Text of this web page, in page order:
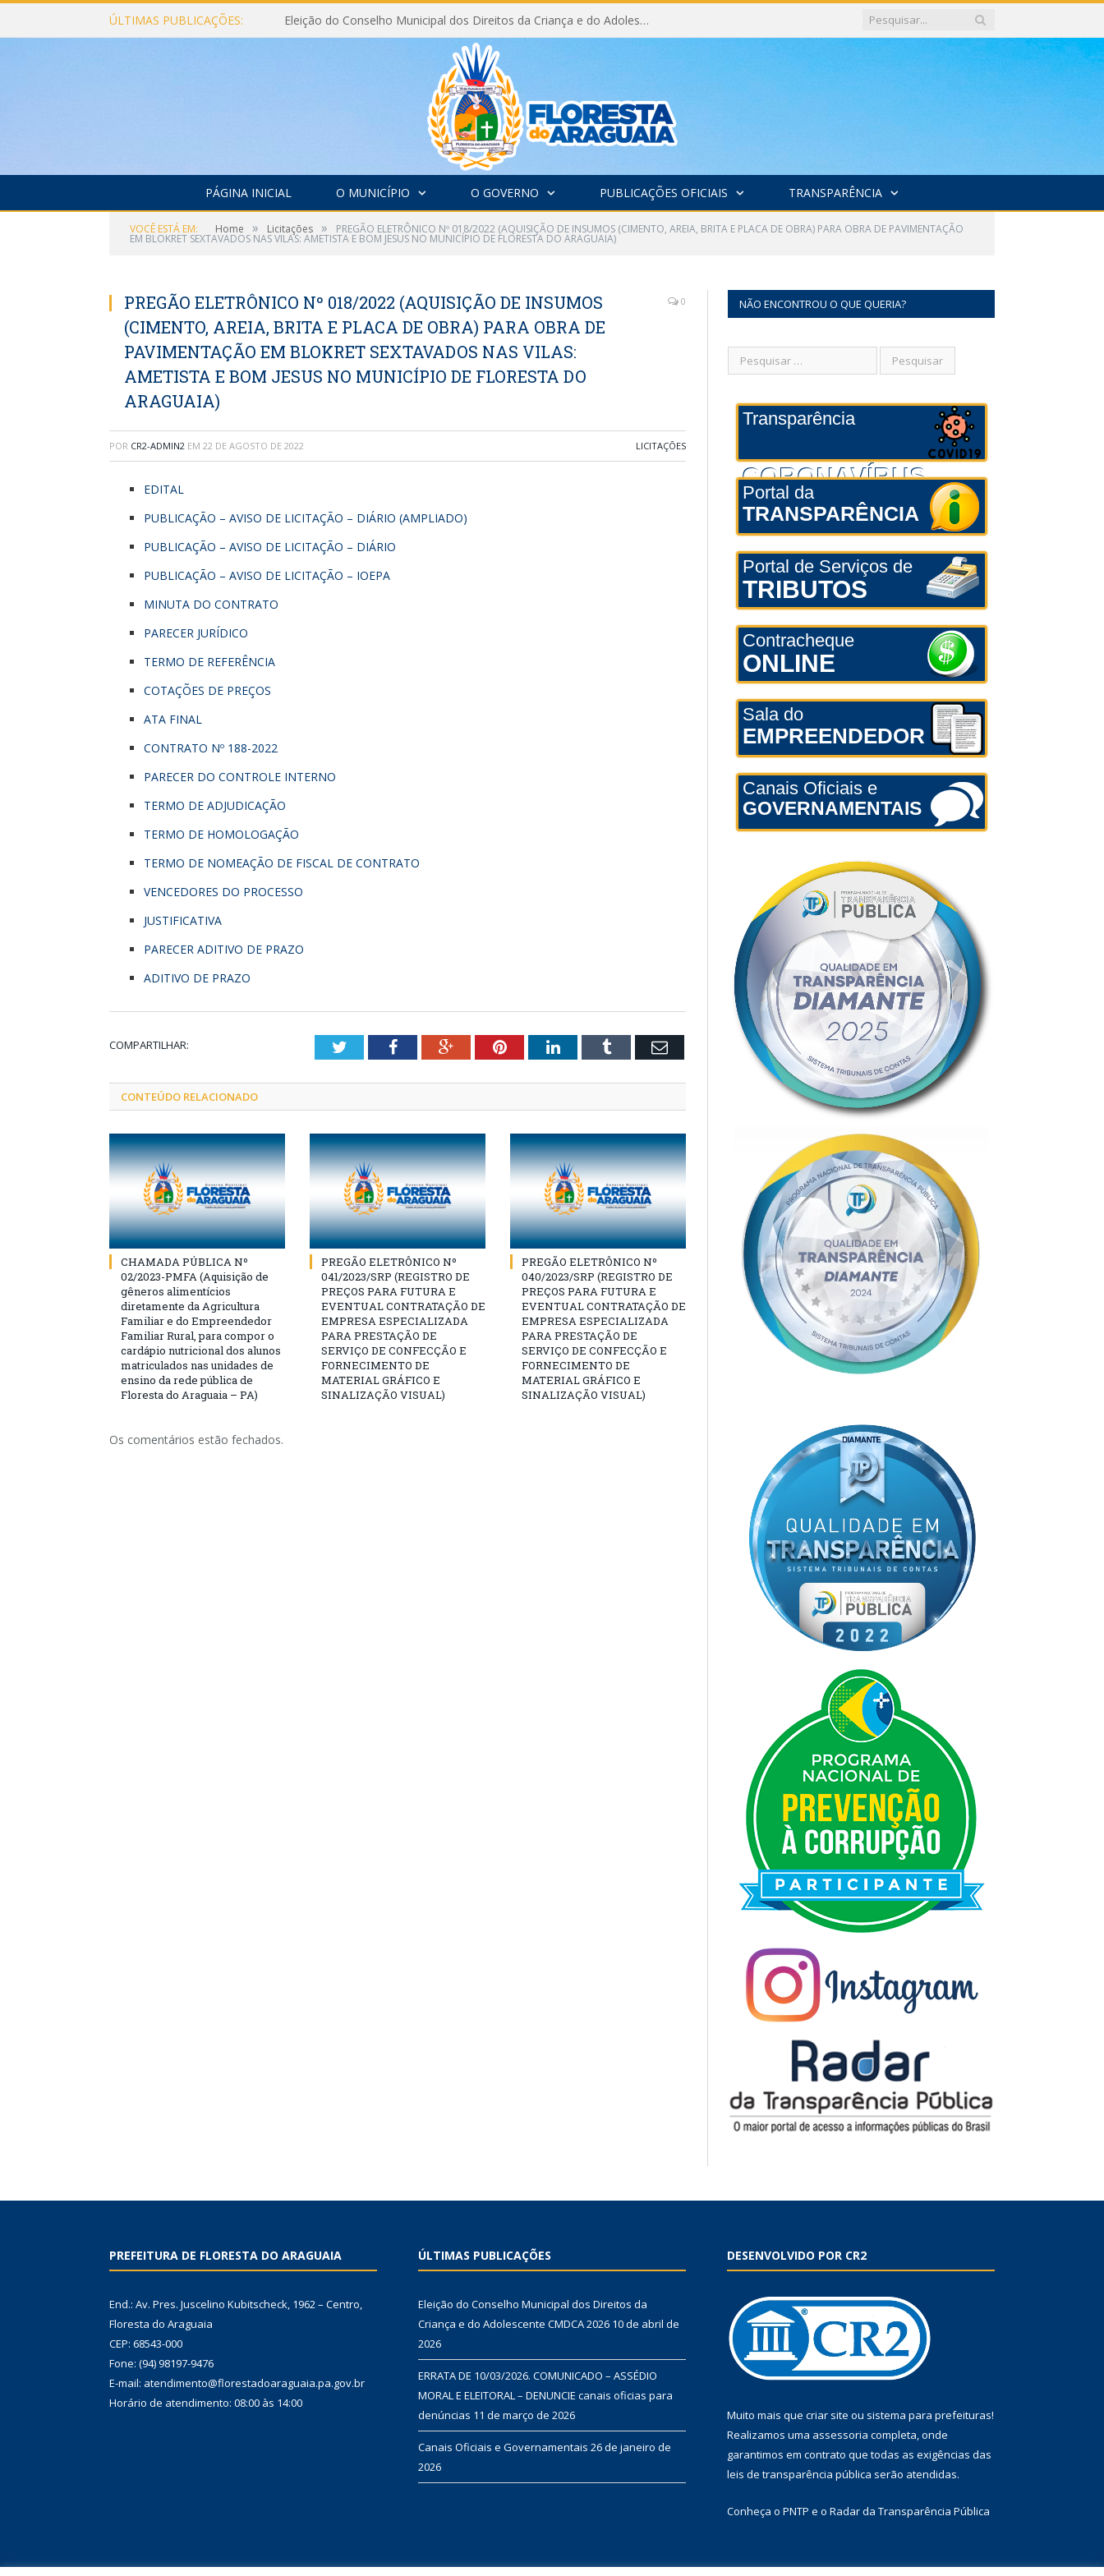
ÚLTIMAS PUBLICAÇÕES: Eleição do Conselho Municipal dos Direitos da Criança e do Adolescente CMDCA 2026
PÁGINA INICIAL O MUNICÍPIO O GOVERNO PUBLICAÇÕES OFICIAIS TRANSPARÊNCIA
VOCÊ ESTÁ EM: Home » Licitações » PREGÃO ELETRÔNICO Nº 018/2022 (AQUISIÇÃO DE INSUMOS (CIMENTO, AREIA, BRITA E PLACA DE OBRA) PARA OBRA DE PAVIMENTAÇÃO
EM BLOKRET SEXTAVADOS NAS VILAS: AMETISTA E BOM JESUS NO MUNICÍPIO DE FLORESTA DO ARAGUAIA)
PREGÃO ELETRÔNICO Nº 018/2022 (AQUISIÇÃO DE INSUMOS
(CIMENTO, AREIA, BRITA E PLACA DE OBRA) PARA OBRA DE
PAVIMENTAÇÃO EM BLOKRET SEXTAVADOS NAS VILAS:
AMETISTA E BOM JESUS NO MUNICÍPIO DE FLORESTA DO
ARAGUAIA)
0
POR CR2-ADMIN2 EM 22 DE AGOSTO DE 2022 LICITAÇÕES
EDITAL
PUBLICAÇÃO – AVISO DE LICITAÇÃO – DIÁRIO (AMPLIADO)
PUBLICAÇÃO – AVISO DE LICITAÇÃO – DIÁRIO
PUBLICAÇÃO – AVISO DE LICITAÇÃO – IOEPA
MINUTA DO CONTRATO
PARECER JURÍDICO
TERMO DE REFERÊNCIA
COTAÇÕES DE PREÇOS
ATA FINAL
CONTRATO Nº 188-2022
PARECER DO CONTROLE INTERNO
TERMO DE ADJUDICAÇÃO
TERMO DE HOMOLOGAÇÃO
TERMO DE NOMEAÇÃO DE FISCAL DE CONTRATO
VENCEDORES DO PROCESSO
JUSTIFICATIVA
PARECER ADITIVO DE PRAZO
ADITIVO DE PRAZO
COMPARTILHAR: TwitterFacebookGoogle+PinterestLinkedInTumblr Email
CONTEÚDO RELACIONADO
CHAMADA PÚBLICA Nº
02/2023-PMFA (Aquisição de
gêneros alimentícios
diretamente da Agricultura
Familiar e do Empreendedor
Familiar Rural, para compor o
cardápio nutricional dos alunos
matriculados nas unidades de
ensino da rede pública de
Floresta do Araguaia – PA)
PREGÃO ELETRÔNICO Nº
041/2023/SRP (REGISTRO DE
PREÇOS PARA FUTURA E
EVENTUAL CONTRATAÇÃO DE
EMPRESA ESPECIALIZADA
PARA PRESTAÇÃO DE
SERVIÇO DE CONFECÇÃO E
FORNECIMENTO DE
MATERIAL GRÁFICO E
SINALIZAÇÃO VISUAL)
PREGÃO ELETRÔNICO Nº
040/2023/SRP (REGISTRO DE
PREÇOS PARA FUTURA E
EVENTUAL CONTRATAÇÃO DE
EMPRESA ESPECIALIZADA
PARA PRESTAÇÃO DE
SERVIÇO DE CONFECÇÃO E
FORNECIMENTO DE
MATERIAL GRÁFICO E
SINALIZAÇÃO VISUAL)
Os comentários estão fechados.
NÃO ENCONTROU O QUE QUERIA?
Transparência
CORONAVÍRUS
Portal da
TRANSPARÊNCIA
Portal de Serviços de
TRIBUTOS
Contracheque
ONLINE
Sala do
EMPREENDEDOR
Canais Oficiais e
GOVERNAMENTAIS
PREFEITURA DE FLORESTA DO ARAGUAIA
End.: Av. Pres. Juscelino Kubitscheck, 1962 – Centro,
Floresta do Araguaia
CEP: 68543-000
Fone: (94) 98197-9476
E-mail: atendimento@florestadoaraguaia.pa.gov.br
Horário de atendimento: 08:00 às 14:00
ÚLTIMAS PUBLICAÇÕES
Eleição do Conselho Municipal dos Direitos da
Criança e do Adolescente CMDCA 2026 10 de abril de
2026
ERRATA DE 10/03/2026. COMUNICADO – ASSÉDIO
MORAL E ELEITORAL – DENUNCIE canais oficias para
denúncias 11 de março de 2026
Canais Oficiais e Governamentais 26 de janeiro de
2026
DESENVOLVIDO POR CR2
Muito mais que criar site ou sistema para prefeituras!
Realizamos uma assessoria completa, onde
garantimos em contrato que todas as exigências das
leis de transparência pública serão atendidas.
Conheça o PNTP e o Radar da Transparência Pública